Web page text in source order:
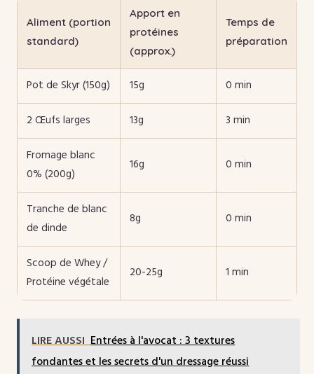
Aliment (portion
standard)
Apport en
protéines
(approx.)
Temps de
préparation
Pot de Skyr (150g) 15g 0 min
2 Œufs larges 13g 3 min
Fromage blanc
0% (200g)
16g 0 min
Tranche de blanc
de dinde
8g 0 min
Scoop de Whey /
Protéine végétale
20-25g 1 min
LIRE AUSSI Entrées à l'avocat : 3 textures
fondantes et les secrets d'un dressage réussi